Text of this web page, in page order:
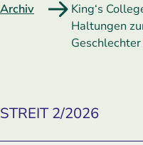
Archiv
King‘s
Haltungen
STREIT 2/2026